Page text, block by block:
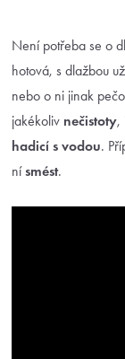
Není potřeba se o
hotová, s dlažbou už
nebo o ni jinak
jakékoliv nečistoty,
hadicí s vodou.
nísmést.